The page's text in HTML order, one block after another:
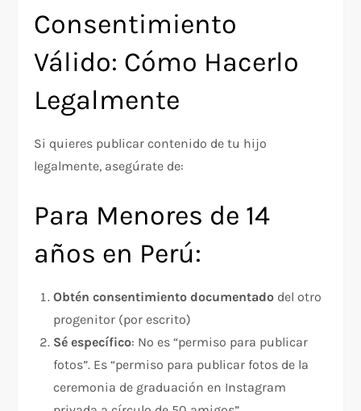
Consentimiento
Válido: Cómo Hacerlo
Legalmente
Si quieres publicar contenido de tu hijo
legalmente, asegúrate de:
Para Menores de 14
años en Perú:
Obtén consentimiento documentado del otro
progenitor (por escrito)
Sé específico: No es “permiso para publicar
fotos”. Es “permiso para publicar fotos de la
ceremonia de graduación en Instagram